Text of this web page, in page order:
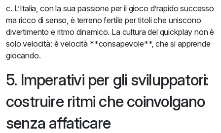
c. L’Italia, con la sua passione per il gioco d’rapido successo
ma ricco di senso, è terreno fertile per titoli che uniscono
divertimento e ritmo dinamico. La cultura del quickplay non è
solo velocità: è velocità **consapevole**, che si apprende
giocando.
5. Imperativi per gli sviluppatori:
costruire ritmi che coinvolgano
senza affaticare